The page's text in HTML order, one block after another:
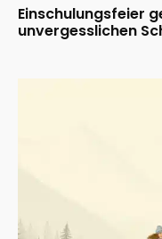
Einschulungsfeier
unvergesslichen